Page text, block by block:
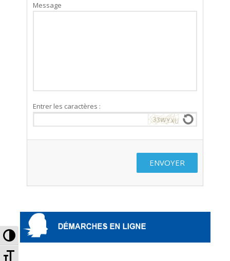
Passer en contraste élevé
Changer la taille de la police
Message
Entrer les caractères :
ENVOYER